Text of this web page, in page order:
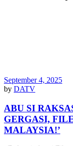
September 4, 2025
by DATV
ABU SI
GERGASI,
MALAYSIA!’